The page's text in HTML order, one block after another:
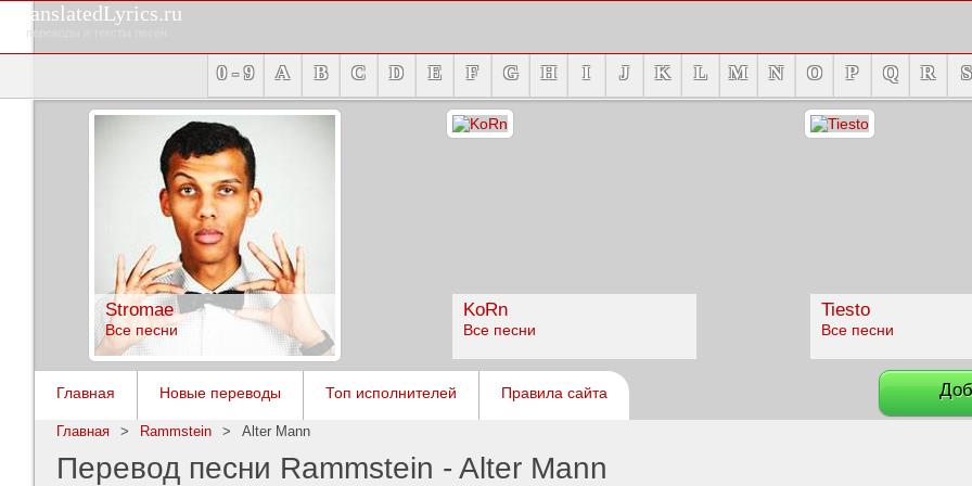
TranslatedLyrics.ru
переводы и тексты песен
0 - 9 A B C D E F G H I J K L M N O P Q R S
Stromae
Все песни
KoRn
Все песни
Tiesto
Все песни
Главная Новые переводы Топ исполнителей Правила сайта
Главная > Rammstein > Alter Mann
Перевод песни Rammstein - Alter Mann